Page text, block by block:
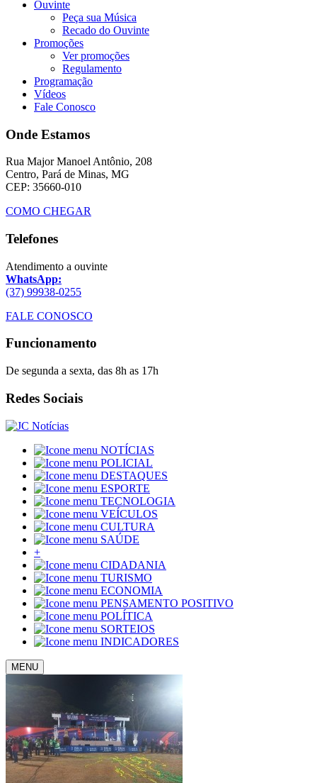
Ouvinte
Peça sua Música
Recado do Ouvinte
Promoções
Ver promoções
Regulamento
Programação
Vídeos
Fale Conosco
Onde Estamos
Rua Major Manoel Antônio, 208
Centro, Pará de Minas, MG
CEP: 35660-010
COMO CHEGAR
Telefones
Atendimento a ouvinte
WhatsApp:
(37) 99938-0255
FALE CONOSCO
Funcionamento
De segunda a sexta, das 8h as 17h
Redes Sociais
NOTÍCIAS
POLICIAL
DESTAQUES
ESPORTE
TECNOLOGIA
VEÍCULOS
CULTURA
SAÚDE
+
CIDADANIA
TURISMO
ECONOMIA
PENSAMENTO POSITIVO
POLÍTICA
SORTEIOS
INDICADORES
MENU